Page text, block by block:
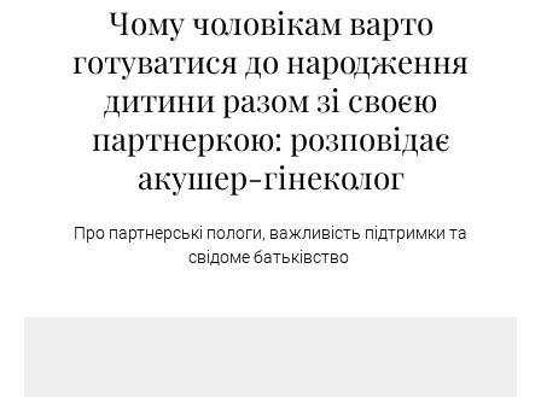
Чому чоловікам варто
готуватися до народження
дитини разом зі своєю
партнеркою: розповідає
акушер-гінеколог
Про партнерські пологи, важливість підтримки та
свідоме батьківство